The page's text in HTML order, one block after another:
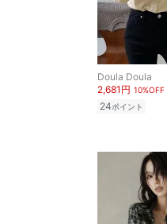
Doula Doula
2,681円 10%OFF
24ポイント